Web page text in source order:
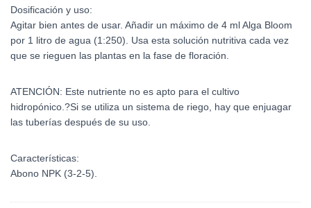
Dosificación y uso:
Agitar bien antes de usar. Añadir un máximo de 4 ml Alga Bloom
por 1 litro de agua (1:250). Usa esta solución nutritiva cada vez
que se rieguen las plantas en la fase de floración.
ATENCIÓN: Este nutriente no es apto para el cultivo
hidropónico.?Si se utiliza un sistema de riego, hay que enjuagar
las tuberías después de su uso.
Características:
Abono NPK (3-2-5).